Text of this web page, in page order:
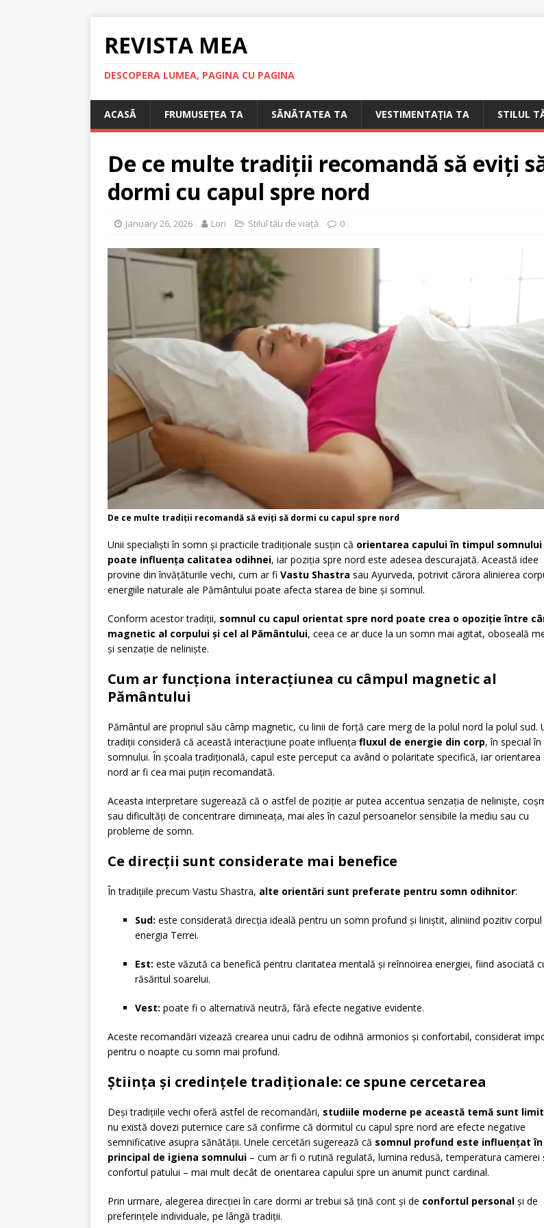
REVISTA MEA
DESCOPERA LUMEA, PAGINA CU PAGINA
ACASÃ FRUMUSEȚEA TA SÃNÃTATEA TA VESTIMENTAȚIA TA STILUL
De ce multe tradiții recomandă să eviți
dormi cu capul spre nord
January 26, 2026 Lori Stilul tău de viață 0
De ce multe tradiții recomandă să eviți să dormi cu capul spre nord
Unii specialiști în somn și practicile tradiționale susțin că orientarea capului în timpul somnului
poate influența calitatea odihnei, iar poziția spre nord este adesea descurajată. Această idee
provine din învățăturile vechi, cum ar fi Vastu Shastra sau Ayurveda, potrivit cărora alinierea
energiile naturale ale Pământului poate afecta starea de bine și somnul.
Conform acestor tradiții, somnul cu capul orientat spre nord poate crea o opoziție între
magnetic al corpului și cel al Pământului, ceea ce ar duce la un somn mai agitat, oboseală
și senzație de neliniște.
Cum ar funcționa interacțiunea cu câmpul magnetic al
Pământului
Pământul are propriul său câmp magnetic, cu linii de forță care merg de la polul nord la polul sud.
tradiții consideră că această interacțiune poate influența fluxul de energie din corp, în special
somnului. În școala tradițională, capul este perceput ca având o polaritate specifică, iar orientarea
nord ar fi cea mai puțin recomandată.
Aceasta interpretare sugerează că o astfel de poziție ar putea accentua senzația de neliniște,
sau dificultăți de concentrare dimineața, mai ales în cazul persoanelor sensibile la mediu sau cu
probleme de somn.
Ce direcții sunt considerate mai benefice
În tradițiile precum Vastu Shastra, alte orientări sunt preferate pentru somn odihnitor:
Sud: este considerată direcția ideală pentru un somn profund și liniștit, aliniind pozitiv corpul
energia Terrei.
Est: este văzută ca benefică pentru claritatea mentală și reînnoirea energiei, fiind asociată
răsăritul soarelui.
Vest: poate fi o alternativă neutră, fără efecte negative evidente.
Aceste recomandări vizează crearea unui cadru de odihnă armonios și confortabil, considerat
pentru o noapte cu somn mai profund.
Știința și credințele tradiționale: ce spune cercetarea
Deși tradițiile vechi oferă astfel de recomandări, studiile moderne pe această temă sunt
nu există dovezi puternice care să confirme că dormitul cu capul spre nord are efecte negative
semnificative asupra sănătății. Unele cercetări sugerează că somnul profund este influențat în
principal de igiena somnului – cum ar fi o rutină regulată, lumina redusă, temperatura camerei
confortul patului – mai mult decât de orientarea capului spre un anumit punct cardinal.
Prin urmare, alegerea direcției în care dormi ar trebui să țină cont și de confortul personal și de
preferințele individuale, pe lângă tradiții.